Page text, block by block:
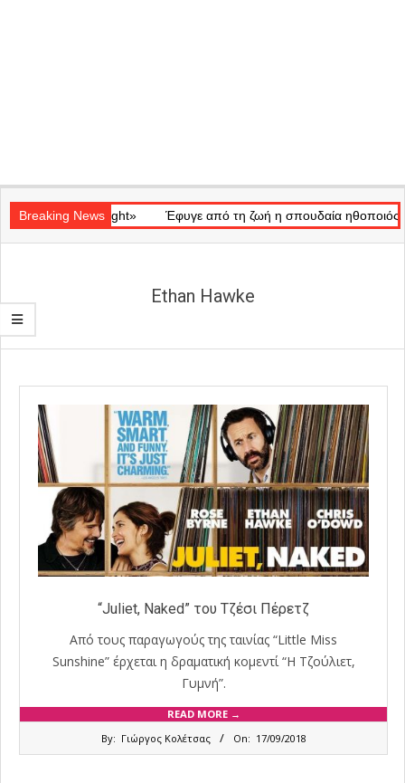
Navigation
Menu
Breaking News
«Ray of Light» Έφυγε από τη ζωή η σπουδαία ηθοποιός Μάρω
Ethan Hawke
“Juliet, Naked” του Τζέσι Πέρετζ
Από τους παραγωγούς της ταινίας “Little Miss
Sunshine” έρχεται η δραματική κομεντί “Η Τζούλιετ,
Γυμνή”.
READ MORE →
By: Γιώργος Κολέτσας On: 17/09/2018